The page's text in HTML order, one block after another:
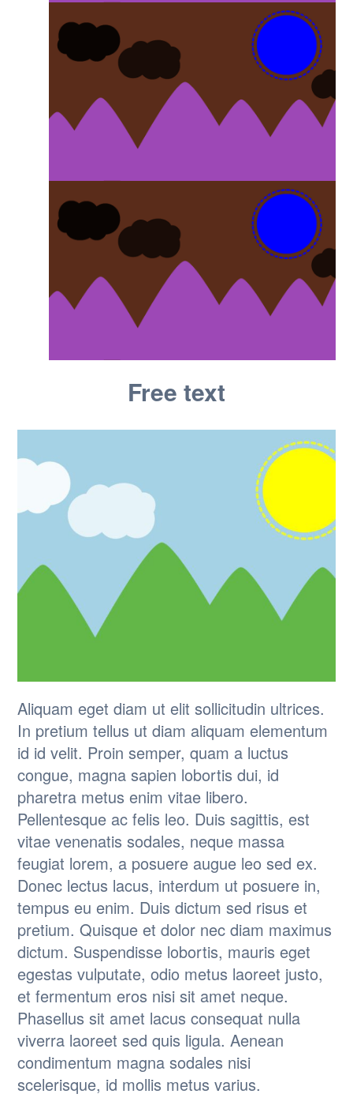
Free text
Aliquam eget diam ut elit sollicitudin ultrices.
In pretium tellus ut diam aliquam elementum
id id velit. Proin semper, quam a luctus
congue, magna sapien lobortis dui, id
pharetra metus enim vitae libero.
Pellentesque ac felis leo. Duis sagittis, est
vitae venenatis sodales, neque massa
feugiat lorem, a posuere augue leo sed ex.
Donec lectus lacus, interdum ut posuere in,
tempus eu enim. Duis dictum sed risus et
pretium. Quisque et dolor nec diam maximus
dictum. Suspendisse lobortis, mauris eget
egestas vulputate, odio metus laoreet justo,
et fermentum eros nisi sit amet neque.
Phasellus sit amet lacus consequat nulla
viverra laoreet sed quis ligula. Aenean
condimentum magna sodales nisi
scelerisque, id mollis metus varius.